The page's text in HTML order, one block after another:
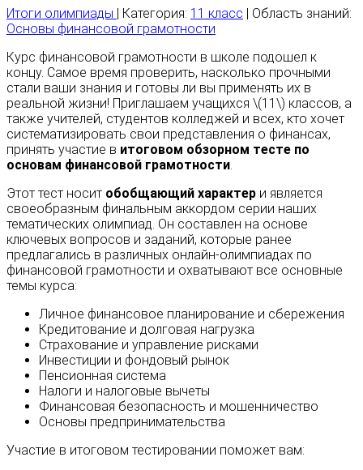
Итоги олимпиады
| Категория: 11 класс | Область знаний:
Основы финансовой грамотности
Курс финансовой грамотности в школе подошел к
концу. Самое время проверить, насколько прочными
стали ваши знания и готовы ли вы применять их в
реальной жизни! Приглашаем учащихся \(11\) классов, а
также учителей, студентов колледжей и всех, кто хочет
систематизировать свои представления о финансах,
принять участие в итоговом обзорном тесте по
основам финансовой грамотности.
Этот тест носит обобщающий характер и является
своеобразным финальным аккордом серии наших
тематических олимпиад. Он составлен на основе
ключевых вопросов и заданий, которые ранее
предлагались в различных онлайн-олимпиадах по
финансовой грамотности и охватывают все основные
темы курса:
Личное финансовое планирование и сбережения
Кредитование и долговая нагрузка
Страхование и управление рисками
Инвестиции и фондовый рынок
Пенсионная система
Налоги и налоговые вычеты
Финансовая безопасность и мошенничество
Основы предпринимательства
Участие в итоговом тестировании поможет вам: